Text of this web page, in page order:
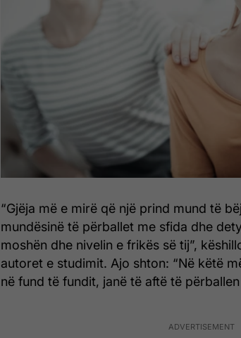
“Gjëja më e mirë që një prind mund të
mundësinë të përballet me sfida dhe
moshën dhe nivelin e frikës së tij”,
autoret e studimit. Ajo shton: “Në këtë
në fund të fundit, janë të aftë të